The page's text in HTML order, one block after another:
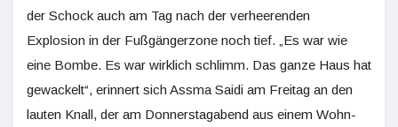
der Schock auch am Tag nach der verheerenden
Explosion in der Fußgängerzone noch tief. „Es war wie
eine Bombe. Es war wirklich schlimm. Das ganze Haus hat
gewackelt“, erinnert sich Assma Saidi am Freitag an den
lauten Knall, der am Donnerstagabend aus einem Wohn-